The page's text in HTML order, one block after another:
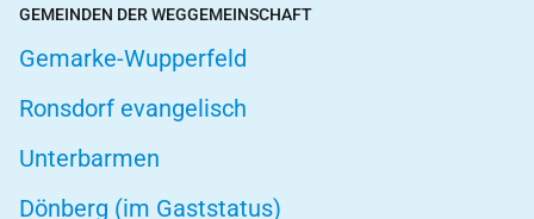
GEMEINDEN DER WEGGEMEINSCHAFT
Gemarke-Wupperfeld
Ronsdorf evangelisch
Unterbarmen
Dönberg (im Gaststatus)